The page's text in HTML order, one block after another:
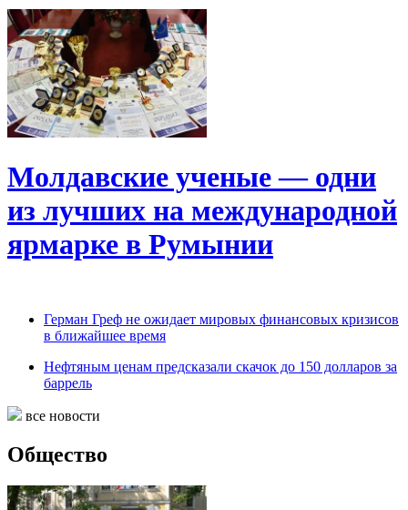
Молдавские ученые — одни
из лучших на международной
ярмарке в Румынии
Герман Греф не ожидает мировых финансовых кризисов
в ближайшее время
Нефтяным ценам предсказали скачок до 150 долларов за
баррель
все новости
Общество